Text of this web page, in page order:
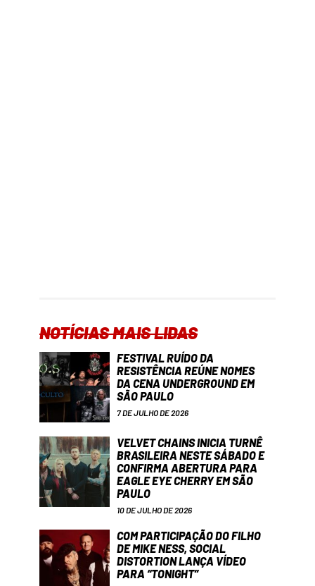
NOTÍCIAS MAIS LIDAS
FESTIVAL RUÍDO DA
RESISTÊNCIA REÚNE NOMES
DA CENA UNDERGROUND EM
SÃO PAULO
7 DE JULHO DE 2026
VELVET CHAINS INICIA TURNÊ
BRASILEIRA NESTE SÁBADO E
CONFIRMA ABERTURA PARA
EAGLE EYE CHERRY EM SÃO
PAULO
10 DE JULHO DE 2026
COM PARTICIPAÇÃO DO FILHO
DE MIKE NESS, SOCIAL
DISTORTION LANÇA VÍDEO
PARA “TONIGHT”